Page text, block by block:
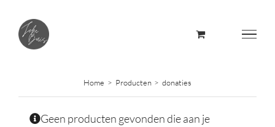
content
Home Producten donaties
Geen producten gevonden die aan je